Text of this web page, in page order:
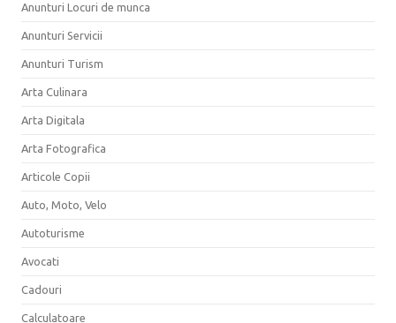
Anunturi Locuri de munca
Anunturi Servicii
Anunturi Turism
Arta Culinara
Arta Digitala
Arta Fotografica
Articole Copii
Auto, Moto, Velo
Autoturisme
Avocati
Cadouri
Calculatoare